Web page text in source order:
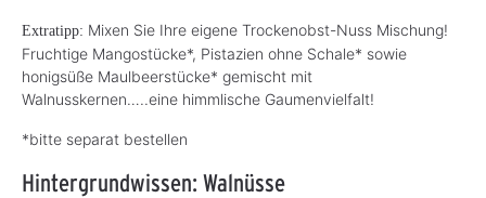
Extratipp: Mixen Sie Ihre eigene Trockenobst-Nuss Mischung!
Fruchtige Mangostücke*, Pistazien ohne Schale* sowie
honigsüße Maulbeerstücke* gemischt mit
Walnusskernen…..eine himmlische Gaumenvielfalt!
*bitte separat bestellen
Hintergrundwissen: Walnüsse